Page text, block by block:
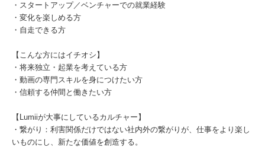
・スタートアップ／ベンチャーでの就業経験
・変化を楽しめる方
・自走できる方
【こんな方にはイチオシ】
・将来独立・起業を考えている方
・動画の専門スキルを身につけたい方
・信頼する仲間と働きたい方
【Lumiiが大事にしているカルチャー】
・繋がり：利害関係だけではない社内外の繋がりが、仕事をより楽し
いものにし、新たな価値を創造する。